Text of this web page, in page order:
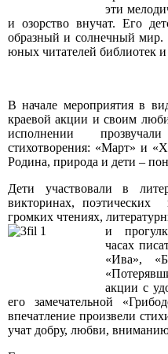
эти
и озорство внучат. Его
образный и солнечный мир.
юных читателей библиотек
В начале мероприятия в
краевой акции и своим
исполнении
стихотворения: «Март» и
Родина, природа и дети –
Дети участвовали в
викторинах, поэтических
громких чтениях,
и
часах
«Ива»,
акции с
его замечательной
впечатление произвели
учат добру, любви,